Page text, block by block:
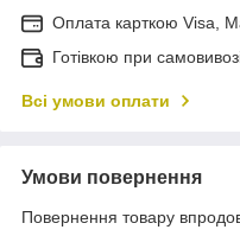
Оплата карткою Visa,
Готівкою при
Всі умови оплати
Умови повернення
Повернення товару